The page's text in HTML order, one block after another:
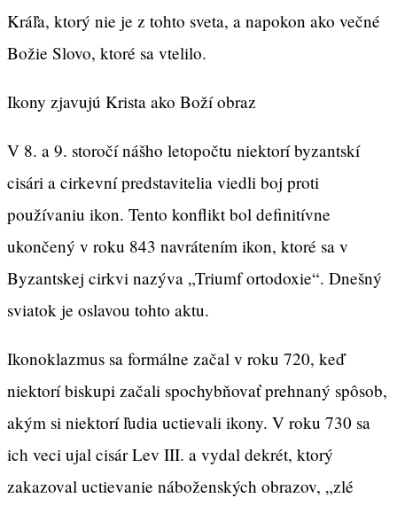
Kráľa, ktorý nie je z tohto sveta, a napokon ako večné
Božie Slovo, ktoré sa vtelilo.
Ikony zjavujú Krista ako Boží obraz
V 8. a 9. storočí nášho letopočtu niektorí byzantskí
cisári a cirkevní predstavitelia viedli boj proti
používaniu ikon. Tento konflikt bol definitívne
ukončený v roku 843 navrátením ikon, ktoré sa v
Byzantskej cirkvi nazýva „Triumf ortodoxie“. Dnešný
sviatok je oslavou tohto aktu.
Ikonoklazmus sa formálne začal v roku 720, keď
niektorí biskupi začali spochybňovať prehnaný spôsob,
akým si niektorí ľudia uctievali ikony. V roku 730 sa
ich veci ujal cisár Lev III. a vydal dekrét, ktorý
zakazoval uctievanie náboženských obrazov, „zlé